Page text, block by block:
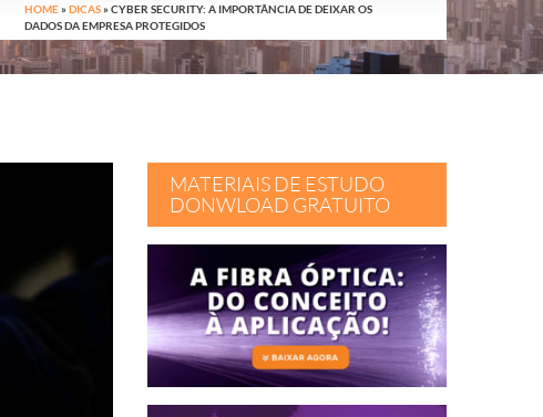
HOME»DICAS»CYBER SECURITY: A IMPORTÂNCIA DE DEIXAR OS
DADOS DA EMPRESA PROTEGIDOS
MATERIAIS DE ESTUDO
DONWLOAD GRATUITO